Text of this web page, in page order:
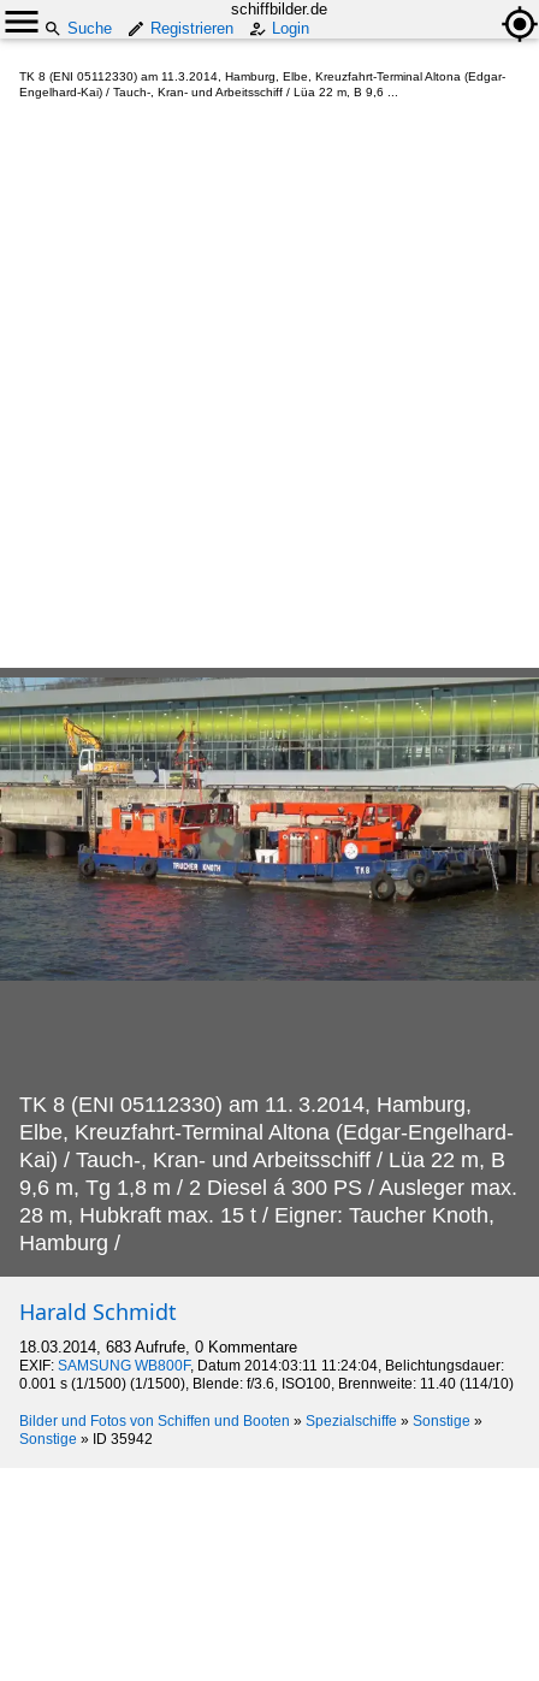
schiffbilder.de
Suche
Registrieren Login
TK 8 (ENI 05112330) am 11.3.2014, Hamburg, Elbe, Kreuzfahrt-Terminal Altona (Edgar-
Engelhard-Kai) / Tauch-, Kran- und Arbeitsschiff / Lüa 22 m, B 9,6 ...
TK 8 (ENI 05112330) am 11. 3.2014, Hamburg,
Elbe, Kreuzfahrt-Terminal Altona (Edgar-Engelhard-
Kai) / Tauch-, Kran- und Arbeitsschiff / Lüa 22 m, B
9,6 m, Tg 1,8 m / 2 Diesel á 300 PS / Ausleger max.
28 m, Hubkraft max. 15 t / Eigner: Taucher Knoth,
Hamburg /
Harald Schmidt
18.03.2014, 683 Aufrufe, 0 Kommentare
EXIF: SAMSUNG WB800F, Datum 2014:03:11 11:24:04, Belichtungsdauer:
0.001 s (1/1500) (1/1500), Blende: f/3.6, ISO100, Brennweite: 11.40 (114/10)
Bilder und Fotos von Schiffen und Booten » Spezialschiffe » Sonstige »
Sonstige » ID 35942